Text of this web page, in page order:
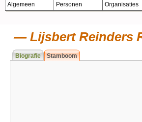
Algemeen Personen Organisaties
Lijsbert Reinders
Biografie Stamboom